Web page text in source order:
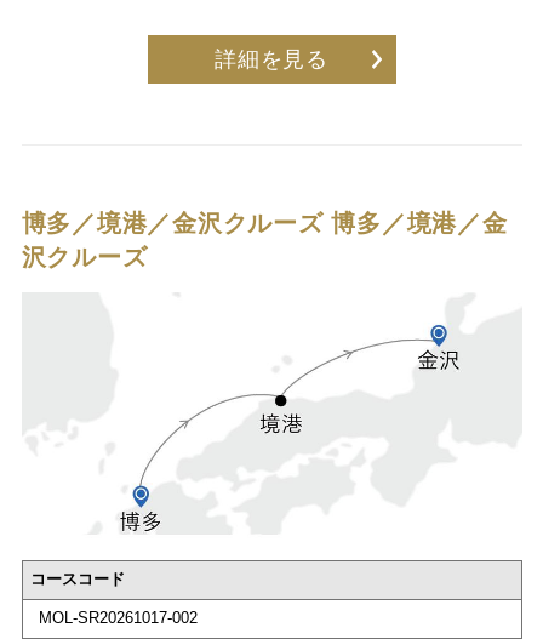
詳細を見る
博多／境港／金沢クルーズ博多／境港／金
沢クルーズ
コースコード
MOL-SR20261017-002